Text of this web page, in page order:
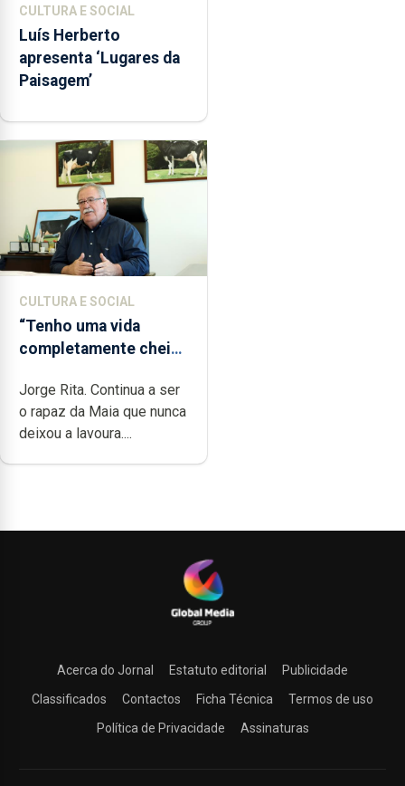
CULTURA E SOCIAL
Luís Herberto
apresenta ‘Lugares da
Paisagem’
CULTURA E SOCIAL
“Tenho uma vida
completamente cheia
dedicação, gosto e
muita paixão”
Jorge Rita. Continua a ser
o rapaz da Maia que nunca
deixou a lavoura....
Acerca do Jornal Estatuto editorial
Publicidade
Classificados
Contactos Ficha Técnica
Termos de uso
Política de Privacidade
Assinaturas